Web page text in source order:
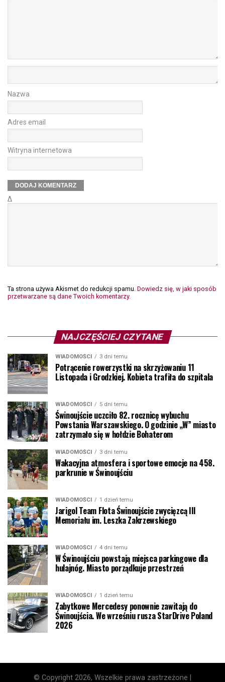
Nazwa
Adres email
Witryna internetowa
Δ
Ta strona używa Akismet do redukcji spamu. Dowiedz się, w jaki sposób
przetwarzane są dane Twoich komentarzy.
NAJCZĘŚCIEJ CZYTANE
WIADOMOŚCI 3 dni temu
Potrącenie rowerzystki na skrzyżowaniu 11
Listopada i Grodzkiej. Kobieta trafiła do szpitala
WIADOMOŚCI 5 dni temu
Świnoujście uczciło 82. rocznicę wybuchu
Powstania Warszawskiego. O godzinie „W” miasto
zatrzymało się w hołdzie Bohaterom
WIADOMOŚCI 3 dni temu
Wakacyjna atmosfera i sportowe emocje na 458.
parkrunie w Świnoujściu
WIADOMOŚCI 1 dzień temu
Jarigol Team Flota Świnoujście zwycięzcą III
Memoriału im. Leszka Zakrzewskiego
WIADOMOŚCI 4 dni temu
W Świnoujściu powstają miejsca parkingowe dla
hulajnóg. Miasto porządkuje przestrzeń
WIADOMOŚCI 1 dzień temu
Zabytkowe Mercedesy ponownie zawitają do
Świnoujścia. We wrześniu rusza StarDrive Poland
2026
© Copyright 2026, Wszelkie prawa zastrzeżone |